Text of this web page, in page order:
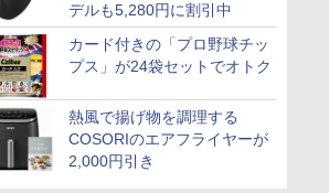
デルも5,280円に割引中
カード付きの「プロ野球チッ
プス」が24袋セットでオトク
熱風で揚げ物を調理する
COSORIのエアフライヤーが
2,000円引き